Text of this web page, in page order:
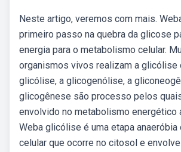
Neste artigo, veremos com mais.
primeiro passo na quebra da glicose
energia para o metabolismo celular.
organismos vivos realizam a glicólise
glicólise, a glicogenólise, a
glicogênese são processo pelos
envolvido no metabolismo energético
Weba glicólise é uma etapa anaeróbia
celular que ocorre no citosol e